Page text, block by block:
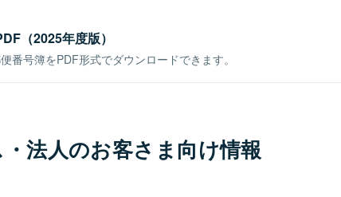
（2025年度版）
番号簿をPDF形式でダウンロードできます。
法人のお客さま向け情報